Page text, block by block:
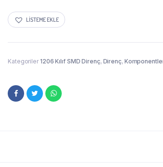
LISTEME EKLE
Kategoriler 1206 Kılıf SMD Direnç, Direnç,